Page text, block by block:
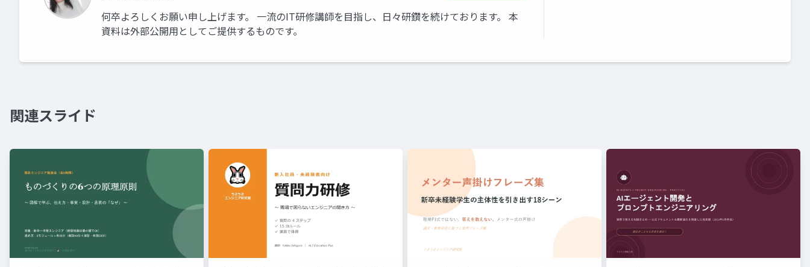
何卒よろしくお願い申し上げます。 一流のIT研修講師を目指し、日々研鑽を続けております。 本
資料は外部公開用としてご提供するものです。
関連スライド